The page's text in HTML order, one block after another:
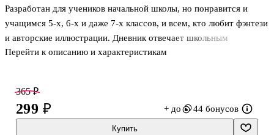
Разработан для учеников начальной школы, но понравится и
учащимся 5-х, 6-х и даже 7-х классов, и всем, кто любит фэнтези
и авторские иллюстрации. Дневник отвечает школьным
требованиям, удобно разлинован и рассчитан на 21 книгу.
легко заполнять, он содержит наклейки, задания, яркие картинки,
головоломки и многое другое. "Сказка" - читательский дневник,
который подойдёт школьникам и для летнего чтения, и который
Перейти к описанию и характеристикам
365 ₽
299 ₽ + до 44 бонусов
Купить